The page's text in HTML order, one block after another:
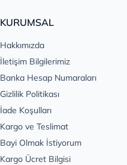
KURUMSAL
Hakkımızda
İletişim Bilgilerimiz
Banka Hesap Numaraları
Gizlilik Politikası
İade Koşulları
Kargo ve Teslimat
Bayi Olmak İstiyorum
Kargo Ücret Bilgisi